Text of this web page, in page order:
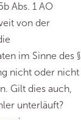
Abs. 1 AO
von der
im Sinne des §
nicht oder nicht
Gilt dies auch,
unterläuft?